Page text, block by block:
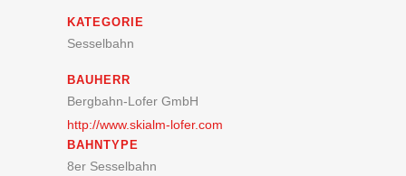
KATEGORIE
Sesselbahn
BAUHERR
Bergbahn-Lofer GmbH
http://www.skialm-lofer.com
BAHNTYPE
8er Sesselbahn